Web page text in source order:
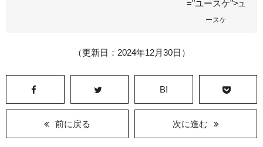
="ユースケ"> ユ
ースケ
（更新日：2024年12月30日）
B!
前に戻る 次に進む